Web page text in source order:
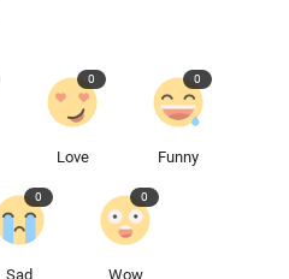
Love
0
Funny
0
Sad
0
Wow
0